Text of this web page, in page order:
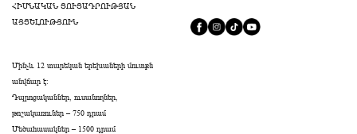
ՀԻՄՆԱԿԱՆ ՑՈՒՑԱԴՐՈՒԹՅԱՆ
ԱՅՑԵԼՈՒԹՅՈՒՆ
Մինչև 12 տարեկան երեխաների մուտքն
անվճար է։
Դպրոցականներ, ուսանողներ,
թոշակառուներ – 750 դրամ
Մեծահասակներ – 1500 դրամ